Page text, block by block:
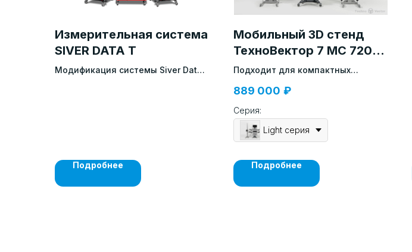
Измерительная система
SIVER DATA T
Модификация сиcтемы Siver Data,
Подробнее
Мобильный 3D стенд
ТехноВектор 7 МС 7202
МС
Подходит для компактных
889 000 ₽
Серия:
Light серия
Подробнее